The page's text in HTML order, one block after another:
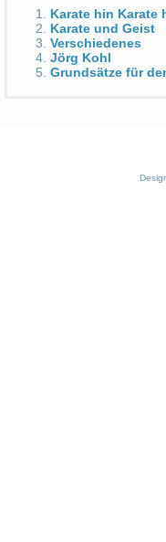
Karate hin Karate
Karate und Geist
Verschiedenes
Jörg Kohl
Grundsätze für